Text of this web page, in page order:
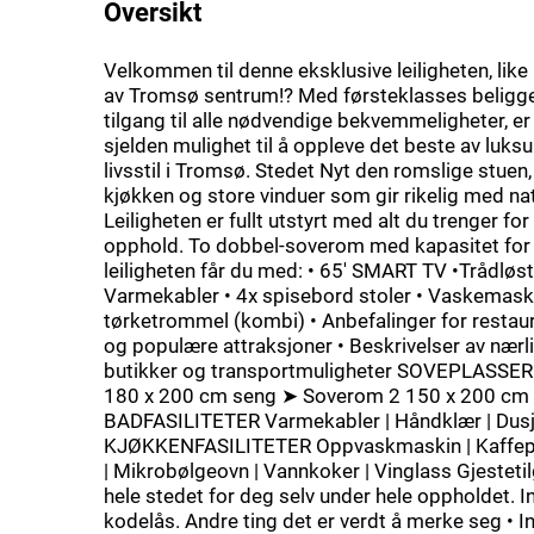
Oversikt
Velkommen til denne eksklusive leiligheten,
av Tromsø sentrum!? Med førsteklasses
tilgang til alle nødvendige bekvemmeligheter,
sjelden mulighet til å oppleve det beste av
livsstil i Tromsø. Stedet Nyt den romslige
kjøkken og store vinduer som gir rikelig med
Leiligheten er fullt utstyrt med alt du trenger
opphold. To dobbel-soverom med kapasitet
leiligheten får du med: • 65' SMART TV
Varmekabler • 4x spisebord stoler •
tørketrommel (kombi) • Anbefalinger for
og populære attraksjoner • Beskrivelser av
butikker og transportmuligheter
180 x 200 cm seng ➤ Soverom 2 150 x 200 cm
BADFASILITETER Varmekabler | Håndklær |
KJØKKENFASILITETER Oppvaskmaskin |
| Mikrobølgeovn | Vannkoker | Vinglass
hele stedet for deg selv under hele oppholdet.
kodelås. Andre ting det er verdt å merke seg •